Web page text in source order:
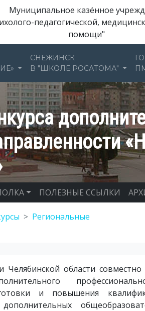
Муниципальное казённое
педагогической,
помощи"
СНЕЖИНСК
В "ШКОЛЕ РОСАТОМА"
ПОЛЕЗНЫЕ ССЫЛКИ
Региональные
области совместно
и повышения